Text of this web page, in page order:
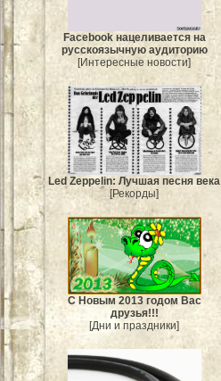
Facebook нацеливается на
русскоязычную аудиторию
[Интересные новости]
Led Zeppelin: Лучшая песня века
[Рекорды]
С Новым 2013 годом Вас
друзья!!!
[Дни и праздники]